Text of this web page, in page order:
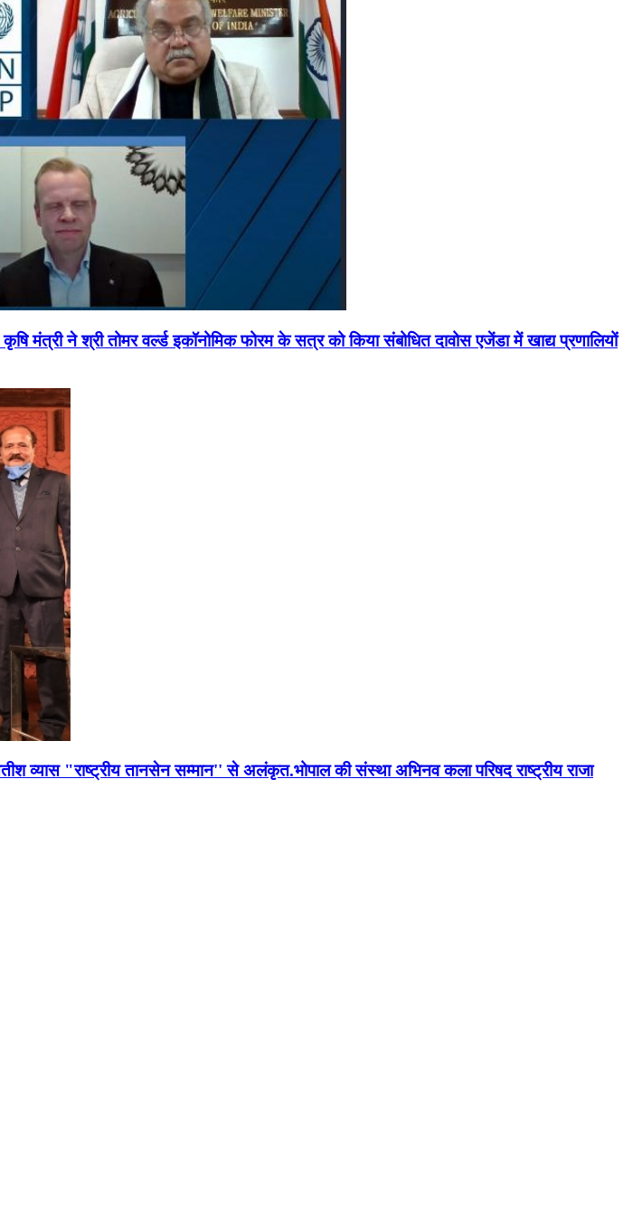
मंत्री ने श्री तोमर वर्ल्ड इकॉनोमिक फोरम के सत्र को किया संबोधित दावोस एजेंडा में खाद्य प्रणालियों
व्यास "राष्ट्रीय तानसेन सम्मान'' से अलंकृत.भोपाल की संस्था अभिनव कला परिषद राष्ट्रीय राजा